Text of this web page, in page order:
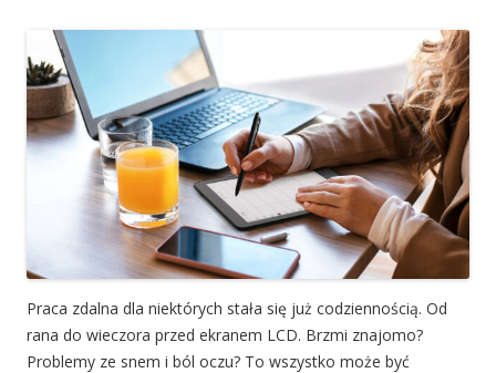
Praca zdalna dla niektórych stała się już codziennością. Od
rana do wieczora przed ekranem LCD. Brzmi znajomo?
Problemy ze snem i ból oczu? To wszystko może być